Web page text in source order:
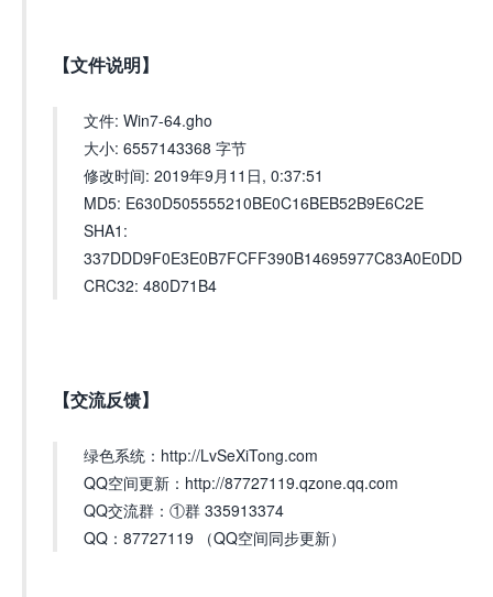
【文件说明】
文件: Win7-64.gho
大小: 6557143368 字节
修改时间: 2019年9月11日, 0:37:51
MD5: E630D505555210BE0C16BEB52B9E6C2E
SHA1:
337DDD9F0E3E0B7FCFF390B14695977C83A0E0DD
CRC32: 480D71B4
【交流反馈】
绿色系统：http://LvSeXiTong.com
QQ空间更新：http://87727119.qzone.qq.com
QQ交流群：①群 335913374
QQ：87727119 （QQ空间同步更新）